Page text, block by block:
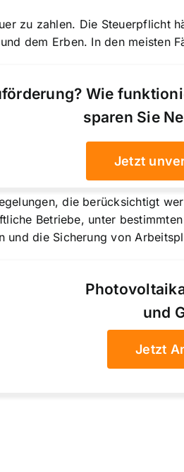
zu zahlen. Die Steuerpflicht
dem Erben. In den meisten
Wie
sparen Sie
Jetzt
die berücksichtigt
Betriebe, unter
und die Sicherung von
und
Jetzt